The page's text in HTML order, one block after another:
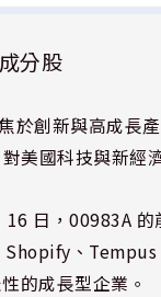
分股
於創新與高成長
美國科技與新經
日，00983A
、Tempus
的成長型企業。